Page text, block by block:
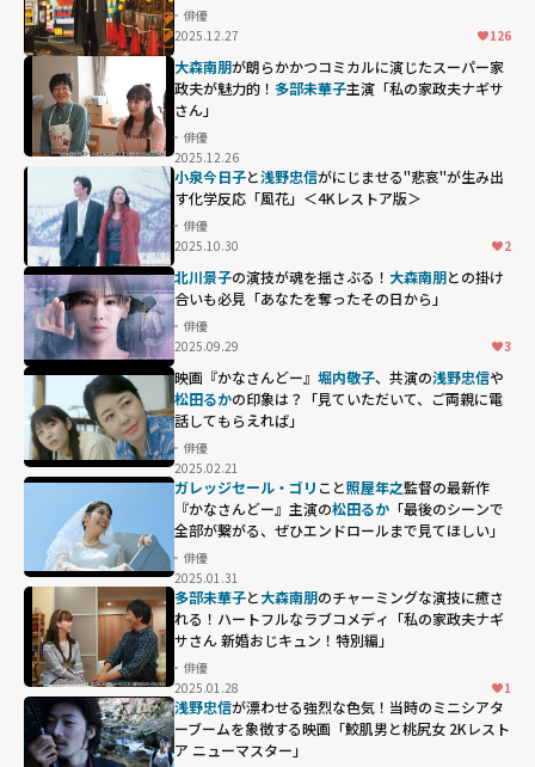
俳優
2025.12.27
126
大森南朋が朗らかかつコミカルに演じたスーパー家
政夫が魅力的！ 多部未華子主演「私の家政夫ナギサ
さん」
俳優
2025.12.26
小泉今日子と浅野忠信がにじませる"悲哀"が生み出
す化学反応「風花」＜4Kレストア版＞
俳優
2025.10.30
2
北川景子の演技が魂を揺さぶる！ 大森南朋との掛け
合いも必見「あなたを奪ったその日から」
俳優
2025.09.29
3
映画『かなさんどー』 堀内敬子、共演の浅野忠信や
松田るかの印象は？「見ていただいて、ご両親に電
話してもらえれば」
俳優
2025.02.21
ガレッジセール・ゴリ こと照屋年之監督の最新作
『かなさんどー』主演の松田るか 「最後のシーンで
全部が繋がる、ぜひエンドロールまで見てほしい」
俳優
2025.01.31
多部未華子と大森南朋のチャーミングな演技に癒さ
れる！ハートフルなラブコメディ「私の家政夫ナギ
サさん 新婚おじキュン！特別編」
俳優
2025.01.28
1
浅野忠信が漂わせる強烈な色気！当時のミニシアタ
ーブームを象徴する映画「鮫肌男と桃尻女 2Kレスト
ア ニューマスター」